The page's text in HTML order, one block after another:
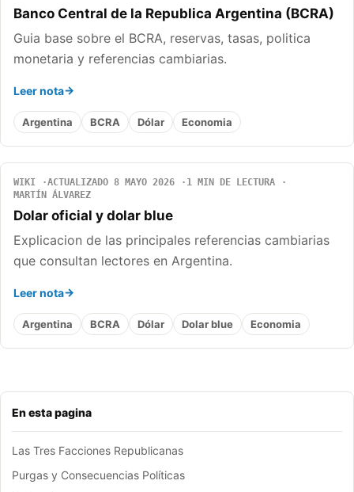
En esta pagina
Las Tres Facciones Republicanas
Purgas y Consecuencias Políticas
Banco Central de la Republica Argentina (BCRA)
Guia base sobre el BCRA, reservas, tasas, politica
monetaria y referencias cambiarias.
Leer nota
Argentina BCRA Dólar Economia
WIKI ACTUALIZADO 8 MAYO 2026
1 MIN DE LECTURA
MARTÍN ÁLVAREZ
Dolar oficial y dolar blue
Explicacion de las principales referencias cambiarias
que consultan lectores en Argentina.
Leer nota
Argentina BCRA Dólar Dolar blue Economia